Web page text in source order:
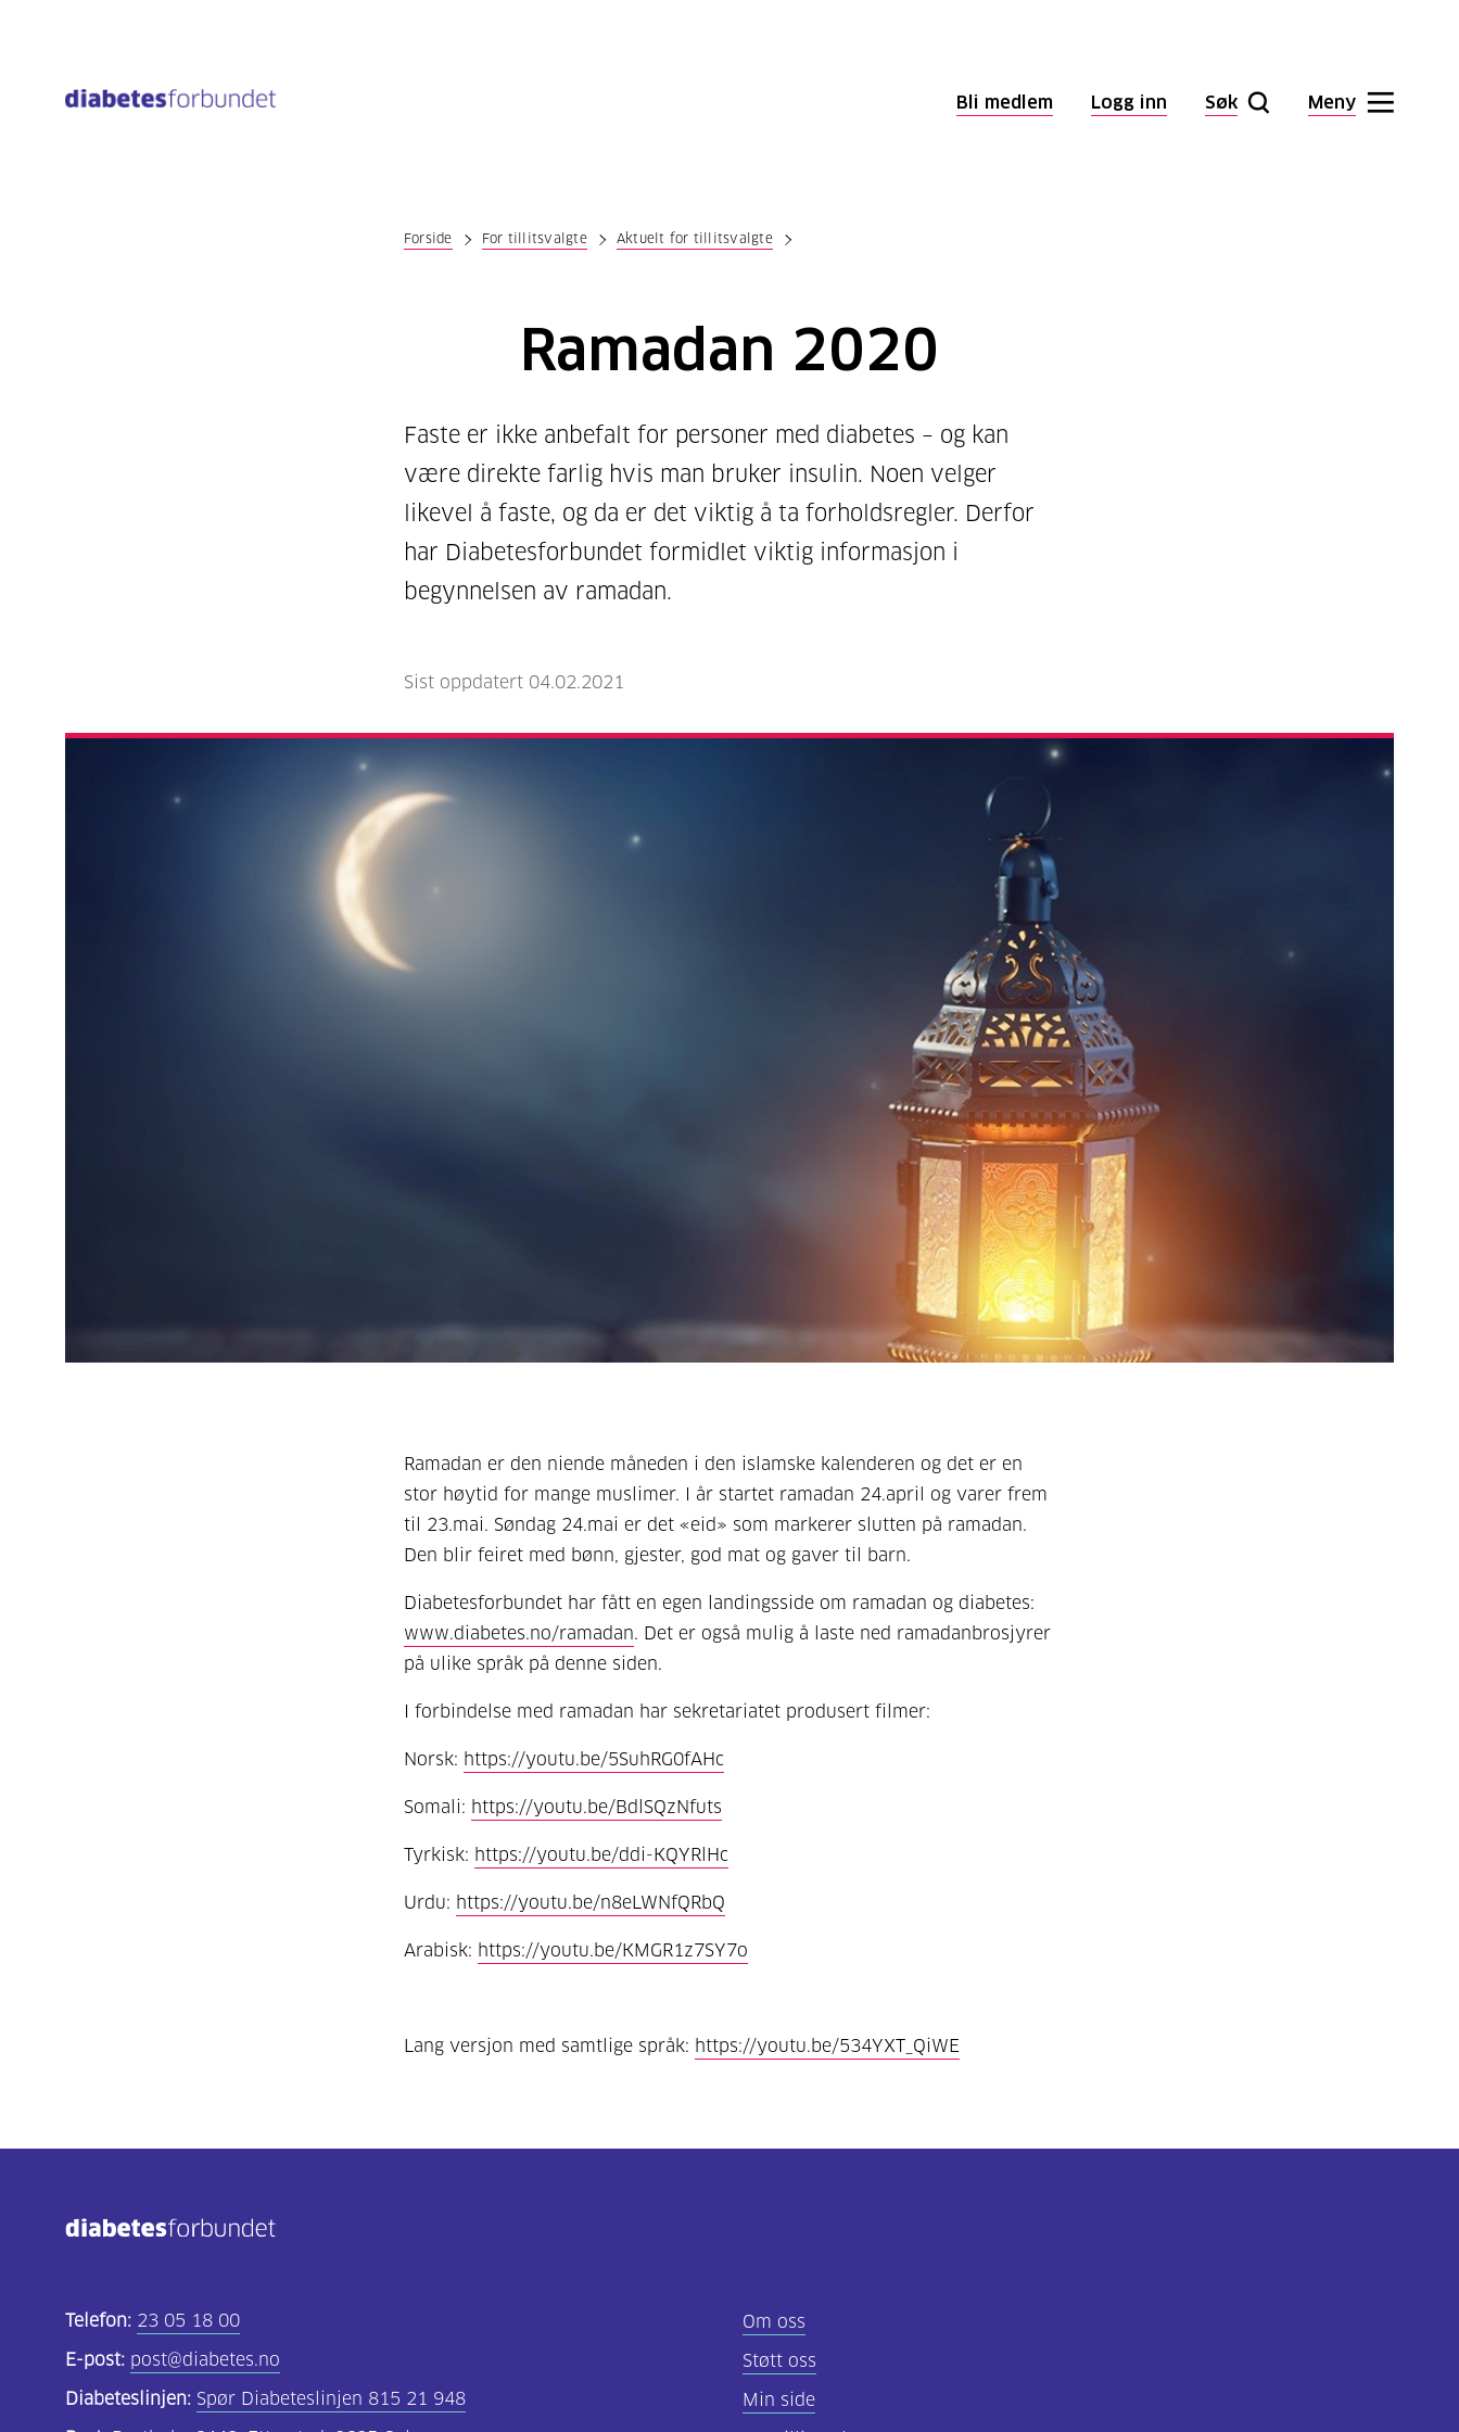
Bli medlem Logg inn Søk Meny
Forside For tillitsvalgte Aktuelt for tillitsvalgte
Ramadan 2020
Faste er ikke anbefalt for personer med diabetes – og kan
være direkte farlig hvis man bruker insulin. Noen velger
likevel å faste, og da er det viktig å ta forholdsregler. Derfor
har Diabetesforbundet formidlet viktig informasjon i
begynnelsen av ramadan.
Sist oppdatert 04.02.2021
Ramadan er den niende måneden i den islamske kalenderen og det er en
stor høytid for mange muslimer. I år startet ramadan 24.april og varer frem
til 23.mai. Søndag 24.mai er det «eid» som markerer slutten på ramadan.
Den blir feiret med bønn, gjester, god mat og gaver til barn.
Diabetesforbundet har fått en egen landingsside om ramadan og diabetes:
www.diabetes.no/ramadan. Det er også mulig å laste ned ramadanbrosjyrer
på ulike språk på denne siden.
I forbindelse med ramadan har sekretariatet produsert filmer:
Norsk: https://youtu.be/5SuhRG0fAHc
Somali: https://youtu.be/BdlSQzNfuts
Tyrkisk: https://youtu.be/ddi-KQYRlHc
Urdu: https://youtu.be/n8eLWNfQRbQ
Arabisk: https://youtu.be/KMGR1z7SY7o
Lang versjon med samtlige språk: https://youtu.be/534YXT_QiWE
Telefon: 23 05 18 00
E-post: post@diabetes.no
Diabeteslinjen: Spør Diabeteslinjen 815 21 948
Om oss
Støtt oss
Min side